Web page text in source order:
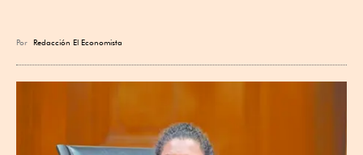
Por Redacción El Economista